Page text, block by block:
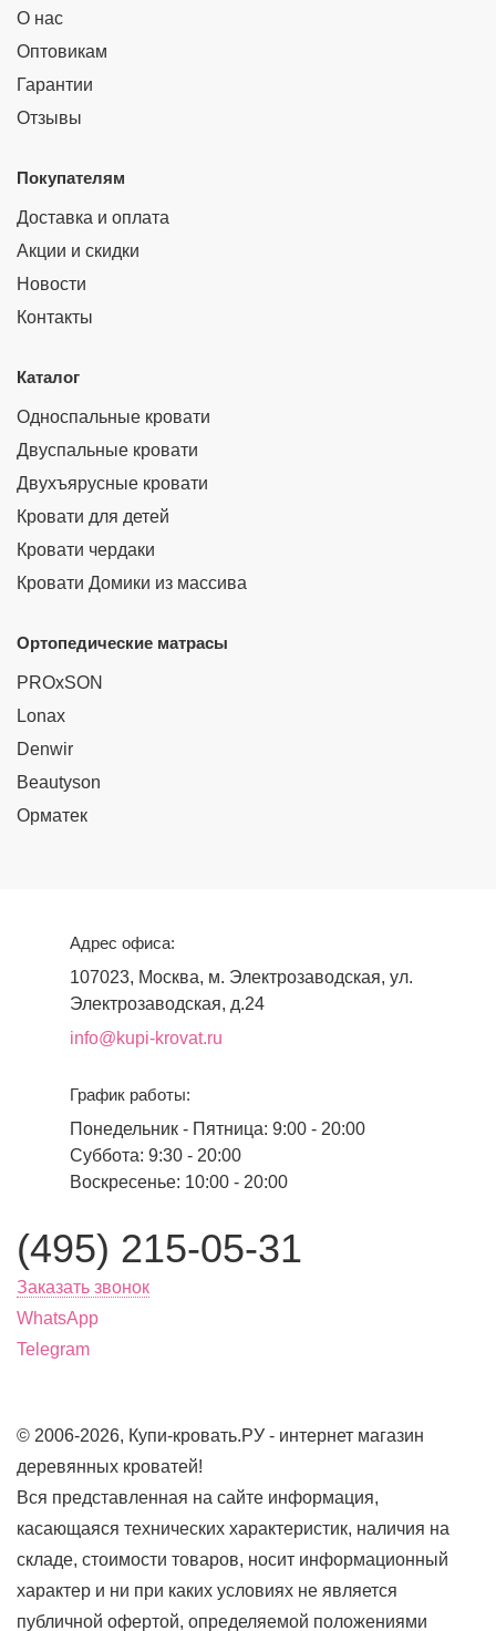
О нас
Оптовикам
Гарантии
Отзывы
Покупателям
Доставка и оплата
Акции и скидки
Новости
Контакты
Каталог
Односпальные кровати
Двуспальные кровати
Двухъярусные кровати
Кровати для детей
Кровати чердаки
Кровати Домики из массива
Ортопедические матрасы
PROxSON
Lonax
Denwir
Beautyson
Орматек
Адрес офиса:
107023, Москва, м. Электрозаводская, ул.
Электрозаводская, д.24
info@kupi-krovat.ru
График работы:
Понедельник - Пятница: 9:00 - 20:00
Суббота: 9:30 - 20:00
Воскресенье: 10:00 - 20:00
(495) 215-05-31
Заказать звонок
WhatsApp
Telegram
© 2006-2026, Купи-кровать.РУ - интернет магазин
деревянных кроватей!
Вся представленная на сайте информация,
касающаяся технических характеристик, наличия на
складе, стоимости товаров, носит информационный
характер и ни при каких условиях не является
публичной офертой, определяемой положениями